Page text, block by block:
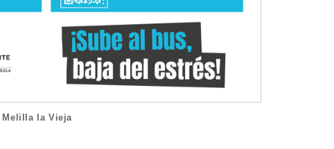
Melilla la Vieja